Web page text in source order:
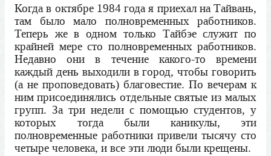
Когда в октябре 1984 года я приехал на Тайвань,
там было мало полновременных работников.
Теперь же в одном только Тайбэе служит по
крайней мере сто полновременных работников.
Недавно они в течение какого-то времени
каждый день выходили в город, чтобы говорить
(а не проповедовать) благовестие. По вечерам к
ним присоединялись отдельные святые из малых
групп. За три недели с помощью студентов, у
которых тогда были каникулы, эти
полновременные работники привели тысячу сто
четыре человека, и все эти люди были крещены.